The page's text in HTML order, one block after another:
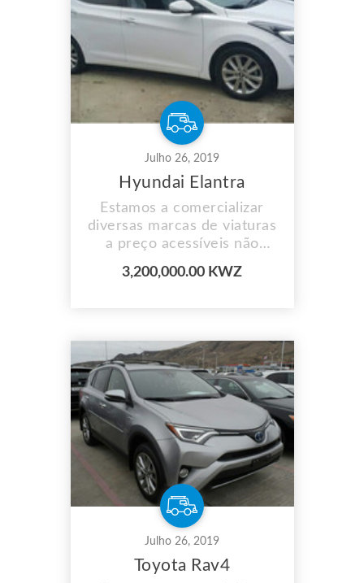
Julho 26, 2019
Hyundai Elantra
Estamos a comercializar
diversas marcas de viaturas
a preço acessíveis não
pagamento por prestação e
3,200,000.00 KWZ
Julho 26, 2019
Toyota Rav4